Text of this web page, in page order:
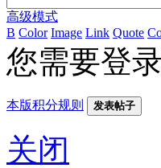
高级模式
B Color Image Link Quote
您需要登
本版积分规则 发表帖子
关闭